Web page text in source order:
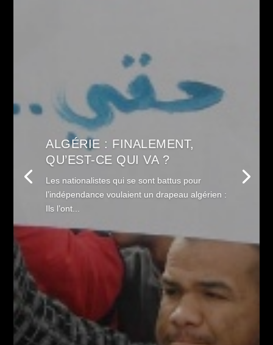
ALGÉRIE : FINALEMENT,
QU’EST-CE QUI VA ?
Les nationalistes qui se sont battus pour
l’indépendance voulaient un drapeau algérien :
Ils l’ont...